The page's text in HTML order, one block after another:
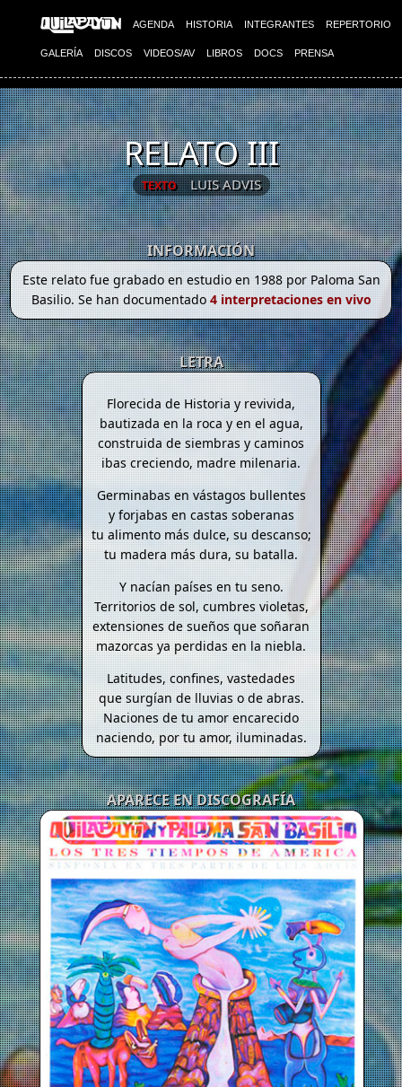
AGENDA HISTORIA INTEGRANTES REPERTORIO
GALERÍA DISCOS VIDEOS/AV LIBROS DOCS PRENSA
RELATO III
TEXTO LUIS ADVIS
INFORMACIÓN
Este relato fue grabado en estudio en 1988 por Paloma San
Basilio. Se han documentado4 interpretaciones en vivo
LETRA
Florecida de Historia y revivida,
bautizada en la roca y en el agua,
construida de siembras y caminos
ibas creciendo, madre milenaria.
Germinabas en vástagos bullentes
y forjabas en castas soberanas
tu alimento más dulce, su descanso;
tu madera más dura, su batalla.
Y nacían países en tu seno.
Territorios de sol, cumbres violetas,
extensiones de sueños que soñaran
mazorcas ya perdidas en la niebla.
Latitudes, confines, vastedades
que surgían de lluvias o de abras.
Naciones de tu amor encarecido
naciendo, por tu amor, iluminadas.
APARECE EN DISCOGRAFÍA